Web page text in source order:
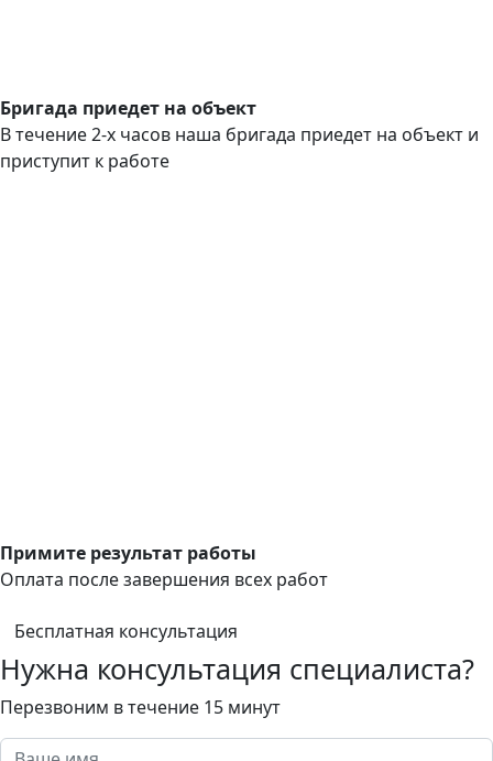
Бригада приедет на объект
В течение 2-х часов наша бригада приедет на объект и
приступит к работе
Примите результат работы
Оплата после завершения всех работ
Бесплатная консультация
Нужна консультация специалиста?
Перезвоним в течение 15 минут